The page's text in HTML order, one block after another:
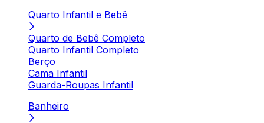
Quarto Infantil e Bebê
Quarto de Bebê Completo
Quarto Infantil Completo
Berço
Cama Infantil
Guarda-Roupas Infantil
Banheiro